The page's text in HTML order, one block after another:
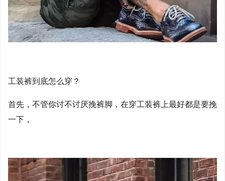
工装裤到底怎么穿？
首先，不管你讨不讨厌挽裤脚，在穿工装裤上最好都是要挽
一下，